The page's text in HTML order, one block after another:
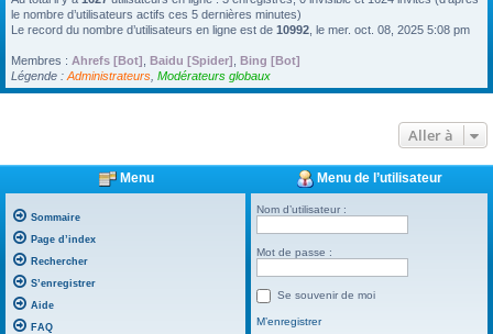
le nombre d’utilisateurs actifs ces 5 dernières minutes)
Le record du nombre d’utilisateurs en ligne est de 10992 , le mer. oct. 08, 2025 5:08 pm
Membres : Ahrefs [Bot] Baidu [Spider] Bing [Bot]
Légende : Administrateurs Modérateurs globaux
Aller à
Menu
Sommaire
Page d’index
Rechercher
S’enregistrer
Aide
FAQ
Menu de l’utilisateur
Nom d’utilisateur :
Mot de passe :
Se souvenir de moi
M’enregistrer